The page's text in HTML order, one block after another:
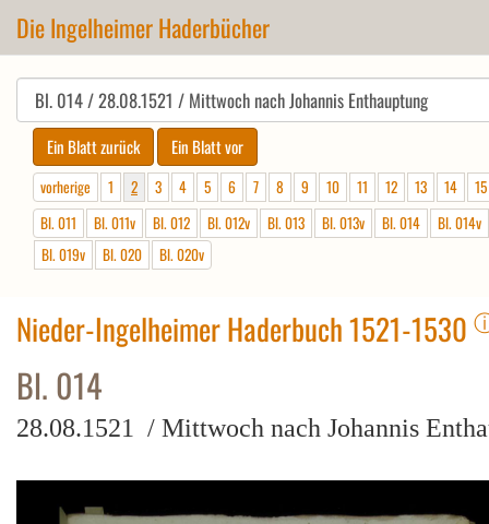
Die Ingelheimer Haderbücher
vorherige 1 2 3 4 5 6 7 8 9 10 11 12 13 14
15
Bl. 011
Bl. 011v Bl. 012 Bl. 012v Bl. 013 Bl. 013v Bl. 014
Bl. 014v
Bl. 019v
Bl. 020 Bl. 020v
Nieder-Ingelheimer Haderbuch 1521-1530
Bl. 014
28.08.1521 / Mittwoch nach Johannis